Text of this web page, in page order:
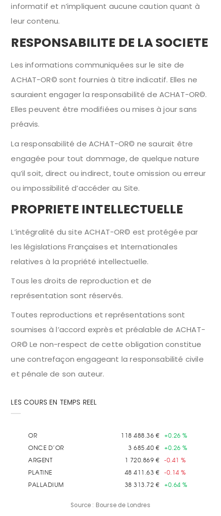
informatif et n’impliquent aucune caution quant à
leur contenu.
RESPONSABILITE DE LA SOCIETE
Les informations communiquées sur le site de
ACHAT-OR© sont fournies à titre indicatif. Elles ne
sauraient engager la responsabilité de ACHAT-OR©.
Elles peuvent être modifiées ou mises à jour sans
préavis.
La responsabilité de ACHAT-OR© ne saurait être
engagée pour tout dommage, de quelque nature
qu’il soit, direct ou indirect, toute omission ou erreur
ou impossibilité d’accéder au Site.
PROPRIETE INTELLECTUELLE
L’intégralité du site ACHAT-OR© est protégée par
les législations Françaises et Internationales
relatives à la propriété intellectuelle.
Tous les droits de reproduction et de
représentation sont réservés.
Toutes reproductions et représentations sont
soumises à l’accord exprès et préalable de ACHAT-
OR© Le non-respect de cette obligation constitue
une contrefaçon engageant la responsabilité civile
et pénale de son auteur.
LES COURS EN TEMPS REEL
Source : Bourse de Londres